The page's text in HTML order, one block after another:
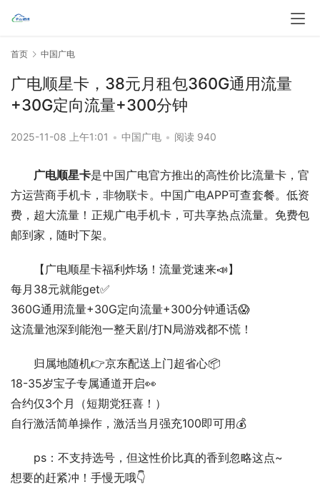
首页 中国广电
广电顺星卡，38元月租包360G通用流量
+30G定向流量+300分钟
2025-11-08 上午1:01 • 中国广电 • 阅读 940
广电顺星卡是中国广电官方推出的高性价比流量卡，官
方运营商手机卡，非物联卡。中国广电APP可查套餐。低资
费，超大流量！正规广电手机卡，可共享热点流量。免费包
邮到家，随时下架。
【广电顺星卡福利炸场！流量党速来📣】
每月38元就能get✅
360G通用流量+30G定向流量+300分钟通话😱
这流量池深到能泡一整天剧/打N局游戏都不慌！
归属地随机👉京东配送上门超省心📦
18-35岁宝子专属通道开启👀
合约仅3个月（短期党狂喜！）
自行激活简单操作，激活当月强充100即可用💰
ps：不支持选号，但这性价比真的香到忽略这点~
想要的赶紧冲！手慢无哦👇